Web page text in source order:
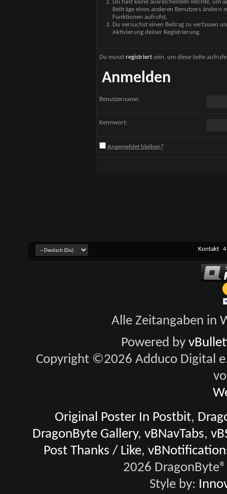
Du hast keine ausreichenden Rechte, um
Beiträge eines anderen Benutzers
Funktionen aufrufst.
Du versuchst einen Beitrag zu verfassen
Aktivierung deiner Registrierung.
Du musst registriertsein, um diese Seite
Anmelden
Benutzername:
Kennwort:
Angemeldet bleiben?
Kontakt
Alle Zeitangaben in
Powered by
Copyright ©2026 Adduco Digital
Original Poster In Postbit,
DragonByte Gallery,vBNavTabs,
Post Thanks / Like,
2026
Style by: